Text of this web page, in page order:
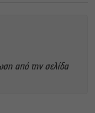
από την σελίδα